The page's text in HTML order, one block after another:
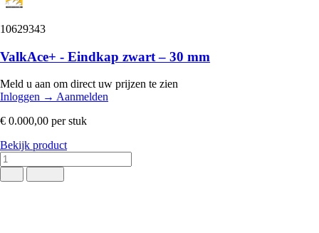
10629343
ValkAce+ - Eindkap zwart – 30 mm
Meld u aan om direct uw prijzen te zien
Inloggen → Aanmelden
€ 0.000,00 per stuk
Bekijk product